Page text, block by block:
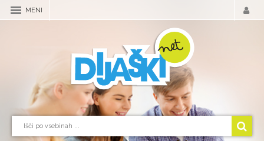
MENI